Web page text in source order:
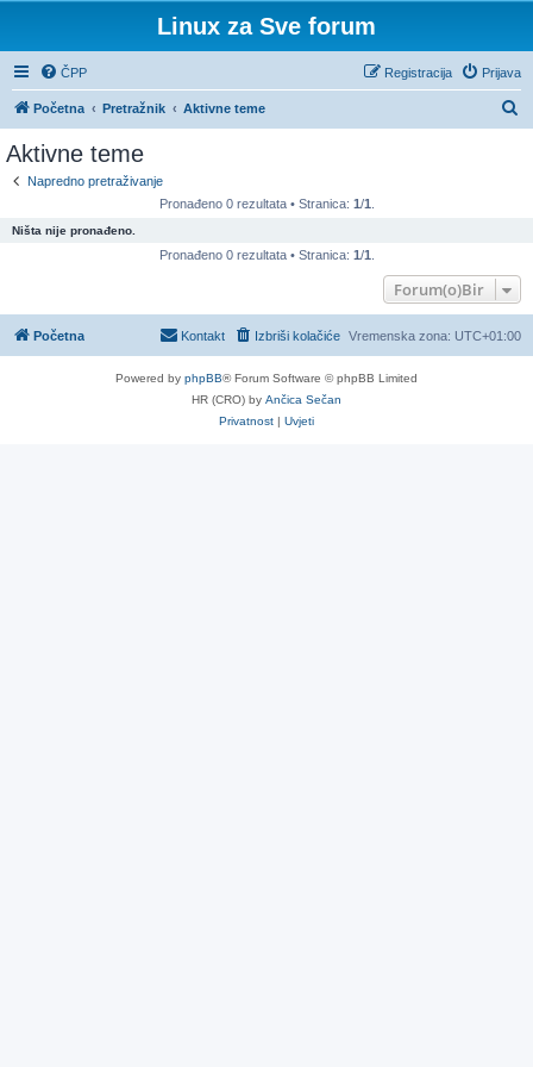
Linux za Sve forum
ČPP Prijava
Registracija
Početna Pretražnik Aktivne teme
ž
i
Aktivne teme
Napredno pretraživanje
Pronađeno 0 rezultata • Stranica: 1/1
Ništa nije pronađeno.
Pronađeno 0 rezultata • Stranica: 1/1
Forum(o)Bir
Početna Vremenska zona: UTC+01:00
Izbriši kolačiće
Kontakt
Powered by phpBB® Forum Software © phpBB Limited
HR (CRO) by Ančica Sečan
Privatnost | Uvjeti